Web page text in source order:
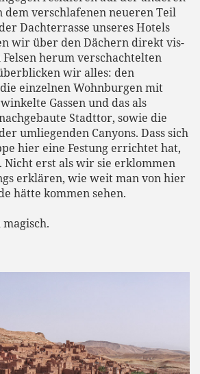
dem verschlafenen neueren Teil
Dachterrasse unseres Hotels
wir über den Dächern direkt vis-
herum verschachtelten
wir alles: den
einzelnen Wohnburgen mit
Gassen und das als
Stadttor, sowie die
umliegenden Canyons. Dass sich
hier eine Festung errichtet hat,
Nicht erst als wir sie erklommen
erklären, wie weit man von hier
hätte kommen sehen.